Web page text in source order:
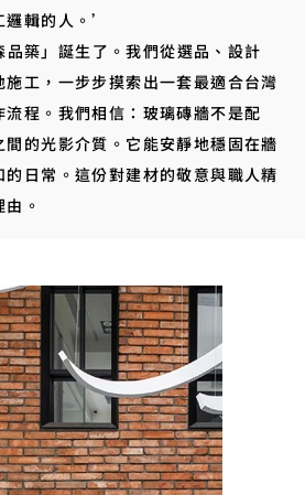
輯的人。’
築」誕生了。我們從選品、設計
工，一步步摸索出一套最適合台灣
程。我們相信：玻璃磚牆不是配
的光影介質。它能安靜地穩固在牆
日常。這份對建材的敬意與職人精
。